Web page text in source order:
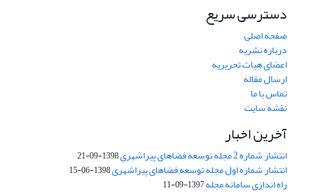
دسترسی سریع
صفحه اصلی
درباره نشریه
اعضای هیات تحریریه
ارسال مقاله
تماس با ما
نقشه سایت
آخرین اخبار
انتشار شماره 2 مجله توسعه فضاهای پیراشهری 1398-09-21
انتشار شماره اول مجله توسعه فضاهای پیراشهری1398-06-15
راه اندازی سامانه مجله1397-09-11